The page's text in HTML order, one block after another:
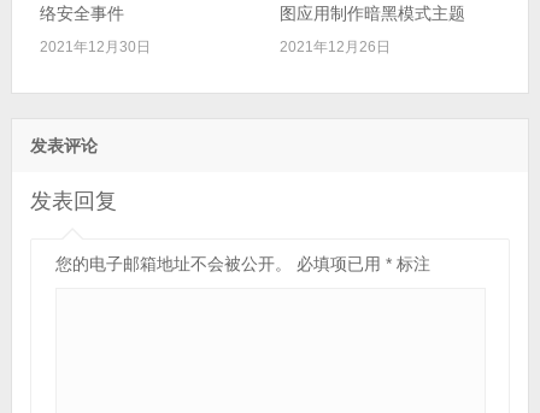
络安全事件
2021年12月30日
图应用制作暗黑模式主题
2021年12月26日
发表评论
发表回复
您的电子邮箱地址不会被公开。 必填项已用 *标注